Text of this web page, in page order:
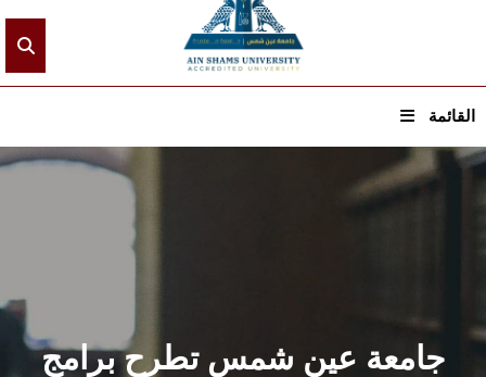
القائمة
القطاعـات
الشئون الأكاديمية
جامعة عين شمس تطرح برامج